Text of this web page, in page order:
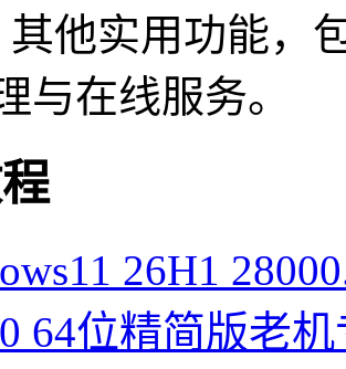
实用功能，包
与在线服务。
26H1
64位精简版老